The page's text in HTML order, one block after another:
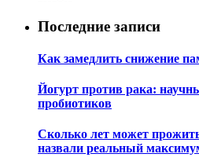
Последние записи
Как замедлить снижение
Йогурт против рака:
пробиотиков
Сколько лет может
назвали реальный